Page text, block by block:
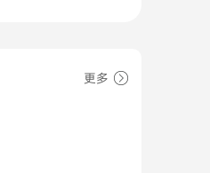
更多